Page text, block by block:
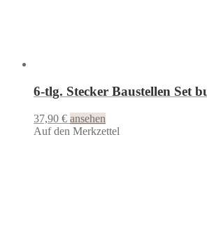
6-tlg. Stecker Baustellen Set
37,90 € ansehen
Auf den Merkzettel